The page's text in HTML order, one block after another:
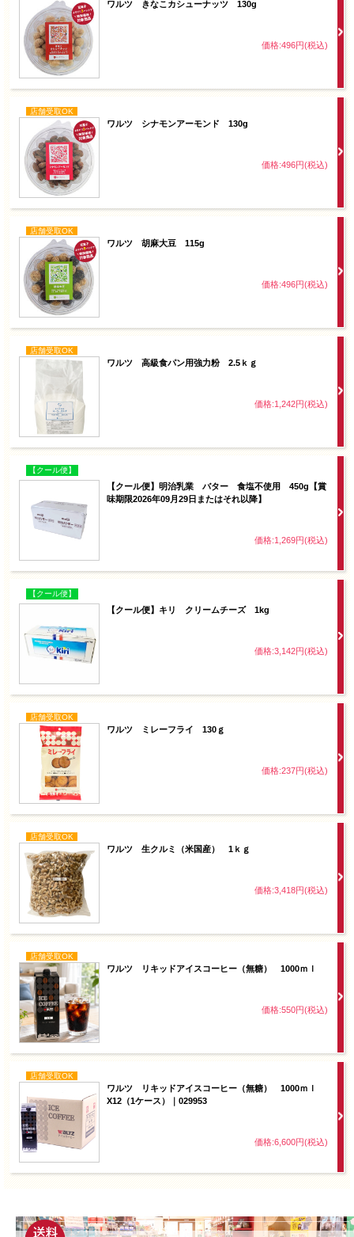
ワルツ きなこカシューナッツ 130g
価格:496円(税込)
店舗受取OK
ワルツ シナモンアーモンド 130g
価格:496円(税込)
店舗受取OK
ワルツ 胡麻大豆 115g
価格:496円(税込)
店舗受取OK
ワルツ 高級食パン用強力粉 2.5ｋｇ
価格:1,242円(税込)
【クール便】
【クール便】明治乳業 バター 食塩不使用 450g【賞
味期限2026年09月29日またはそれ以降】
価格:1,269円(税込)
【クール便】
【クール便】キリ クリームチーズ 1kg
価格:3,142円(税込)
店舗受取OK
ワルツ ミレーフライ 130ｇ
価格:237円(税込)
店舗受取OK
ワルツ 生クルミ（米国産） 1ｋｇ
価格:3,418円(税込)
店舗受取OK
ワルツ リキッドアイスコーヒー（無糖） 1000ｍｌ
価格:550円(税込)
店舗受取OK
ワルツ リキッドアイスコーヒー（無糖） 1000ｍｌ
X12（1ケース）｜029953
価格:6,600円(税込)